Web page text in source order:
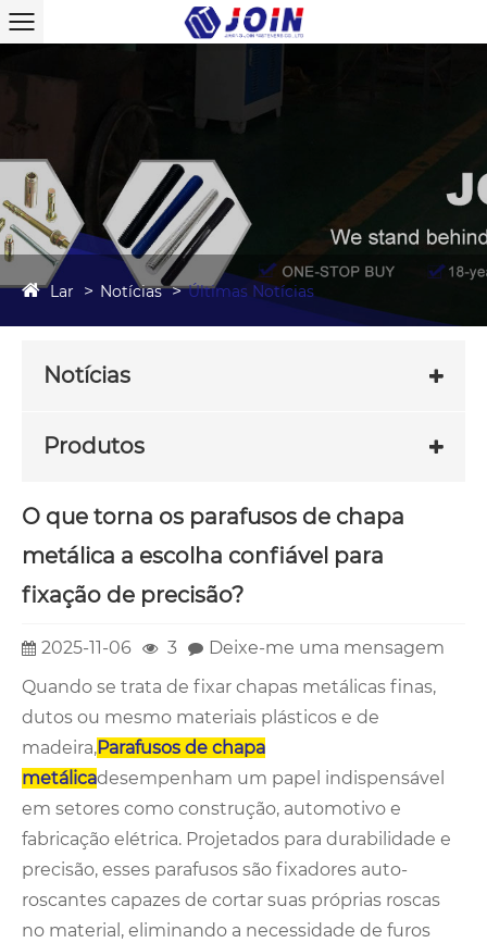
Lar Notícias Últimas Notícias
Notícias
Produtos
O que torna os parafusos de chapa
metálica a escolha confiável para
fixação de precisão?
2025-11-06 3
Deixe-me uma mensagem
Quando se trata de fixar chapas metálicas finas,
dutos ou mesmo materiais plásticos e de
madeira,Parafusos de chapa
metálicadesempenham um papel indispensável
em setores como construção, automotivo e
fabricação elétrica. Projetados para durabilidade e
precisão, esses parafusos são fixadores auto-
roscantes capazes de cortar suas próprias roscas
no material, eliminando a necessidade de furos